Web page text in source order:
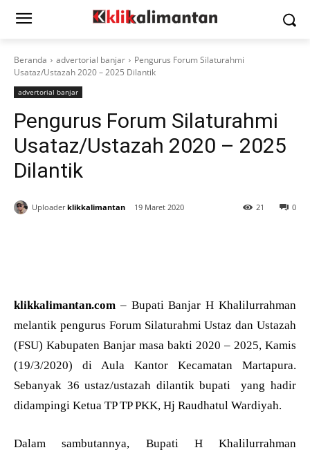
Beranda advertorial banjar
Pengurus Forum Silaturahmi
Usataz/Ustazah 2020 – 2025 Dilantik
advertorial banjar
Pengurus Forum Silaturahmi
Usataz/Ustazah 2020 – 2025
Dilantik
Uploader klikkalimantan 19 Maret 2020 0
21
klikkalimantan.com – Bupati Banjar H Khalilurrahman
melantik pengurus Forum Silaturahmi Ustaz dan Ustazah
(FSU) Kabupaten Banjar masa bakti 2020 – 2025, Kamis
(19/3/2020) di Aula Kantor Kecamatan Martapura.
Sebanyak 36 ustaz/ustazah dilantik bupati yang hadir
didampingi Ketua TP TP PKK, Hj Raudhatul Wardiyah.
Dalam sambutannya, Bupati H Khalilurrahman